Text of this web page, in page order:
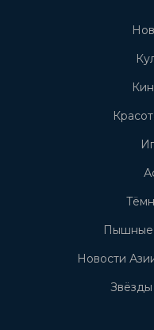
Пышные
Новости
Звёзды